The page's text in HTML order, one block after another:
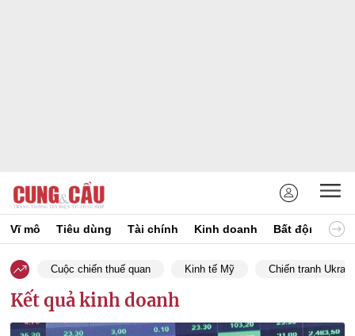
Vĩ mô Tiêu dùng Tài chính Kinh doanh Bất động sản
Cuộc chiến thuế quan Kinh tế Mỹ Chiến tranh
Kết quả kinh doanh